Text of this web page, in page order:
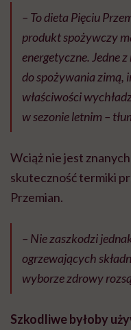
– To dieta Pięciu
produkt spożywczy
energetyczne. Jedne
do spożywania zimą,
właściwości
w sezonie letnim –
Wciąż nie jest
skuteczność termiki
Przemian.
– Nie zaszkodzi
ogrzewających
wyborze zdrowy
Szkodliwe byłoby